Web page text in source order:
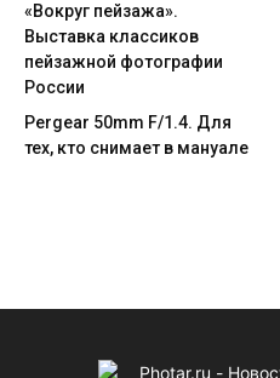
«Вокруг пейзажа».
Выставка классиков
пейзажной фотографии
России
Pergear 50mm F/1.4. Для
тех, кто снимает в мануале